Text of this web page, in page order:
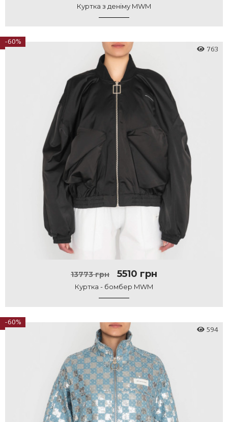
Куртка з деніму MWM
-60%
13773 грн 5510 грн
Куртка - бомбер MWM
763
-60%
594